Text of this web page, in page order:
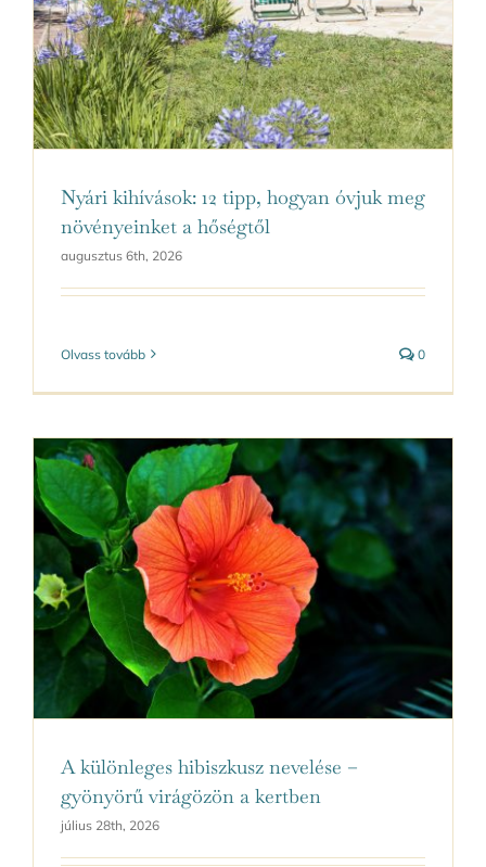
Kapcsolat
Nyári kihívások: 12 tipp, hogyan óvjuk meg
növényeinket a hőségtől
augusztus 6th, 2026
Olvass tovább 0
A különleges hibiszkusz nevelése –
gyönyörű virágözön a kertben
július 28th, 2026